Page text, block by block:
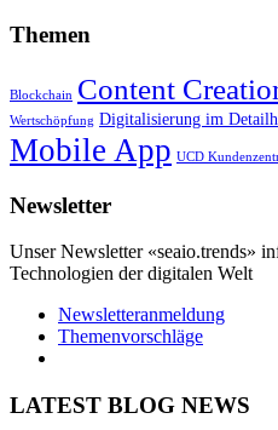
Themen
Blockchain Content
Wertschöpfung Digitalisierung im
Mobile App UCD
Newsletter
Unser Newsletter «seaio.trends»
Technologien der digitalen Welt
Newsletteranmeldung
Themenvorschläge
LATEST BLOG NEWS